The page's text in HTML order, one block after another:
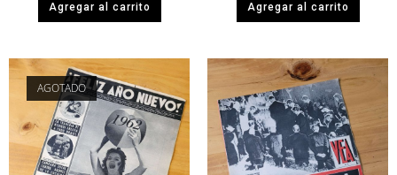
Agregar al carrito Agregar al carrito
AGOTADO